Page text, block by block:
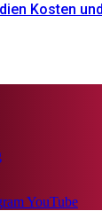
Kosten
YouTube